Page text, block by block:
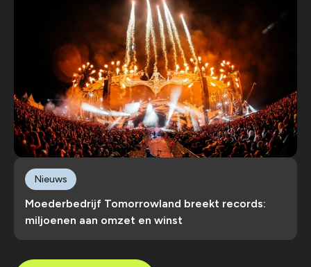
Moederbedrijf Tomorrowland breekt records:
miljoenen aan omzet en winst
Nieuws